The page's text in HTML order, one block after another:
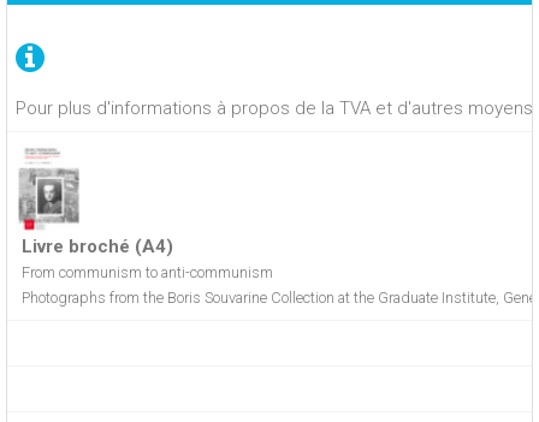
Pour plus d'informations à propos de la TVA et d'autres
Livre broché (A4)
From communism to anti-communism
Photographs from the Boris Souvarine Collection at the Graduate Institute,